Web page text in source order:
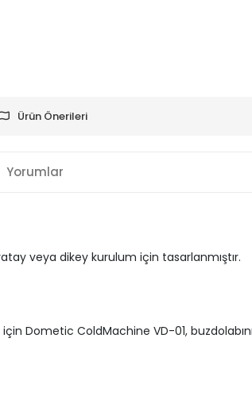
Ürün Önerileri
Yorumlar
veya dikey kurulum için tasarlanmıştır.
Dometic ColdMachine VD-01,